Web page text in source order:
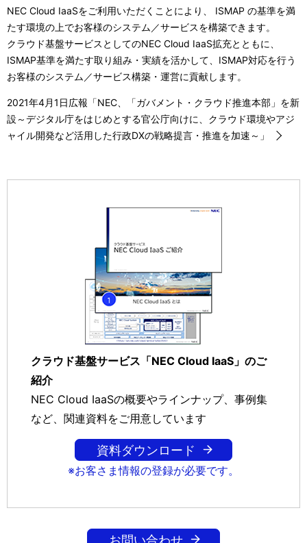
NEC Cloud IaaSをご利用いただくことにより、 ISMAP の基準を満
たす環境の上でお客様のシステム／サービスを構築できます。
クラウド基盤サービスとしてのNEC Cloud IaaS拡充とともに、
ISMAP基準を満たす取り組み・実績を活かして、ISMAP対応を行う
お客様のシステム／サービス構築・運営に貢献します。
2021年4月1日広報「NEC、「ガバメント・クラウド推進本部」を新
設～デジタル庁をはじめとする官公庁向けに、クラウド環境やアジ
ャイル開発など活用した行政DXの戦略提言・推進を加速～」
クラウド基盤サービス「NEC Cloud IaaS」のご
紹介
NEC Cloud IaaSの概要やラインナップ、事例集
など、関連資料をご用意しています
資料ダウンロード
※お客さま情報の登録が必要です。
お問い合わせ